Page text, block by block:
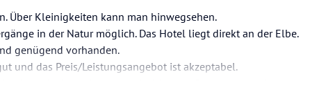
Über Kleinigkeiten kann man hinwegsehen.
in der Natur möglich. Das Hotel liegt direkt an der Elbe.
genügend vorhanden.
und das Preis/Leistungsangebot ist akzeptabel.